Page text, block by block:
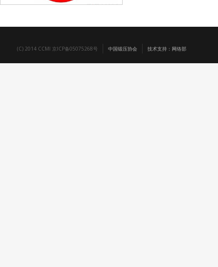
(C) 2014 CCMI 京ICP备05075268号 中国锻压协会 技术支持：网络部